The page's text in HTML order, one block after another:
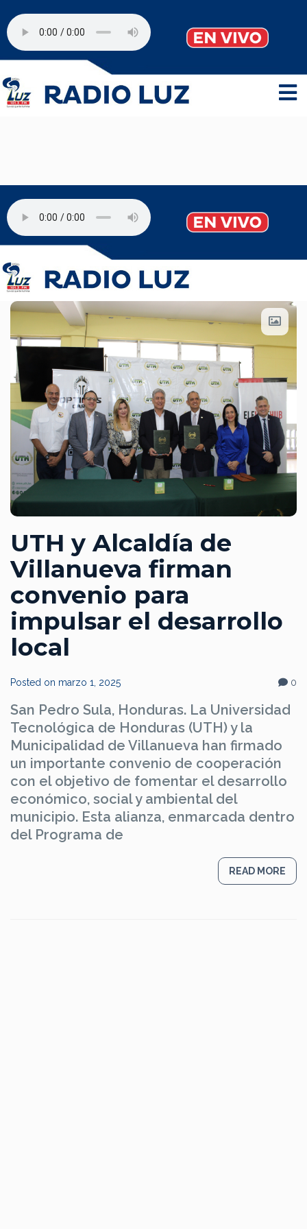
UTH y Alcaldía de
Villanueva firman
convenio para
impulsar el desarrollo
local
Posted on marzo 1, 2025 0
San Pedro Sula, Honduras. La Universidad
Tecnológica de Honduras (UTH) y la
Municipalidad de Villanueva han firmado
un importante convenio de cooperación
con el objetivo de fomentar el desarrollo
económico, social y ambiental del
municipio. Esta alianza, enmarcada dentro
del Programa de
READ MORE